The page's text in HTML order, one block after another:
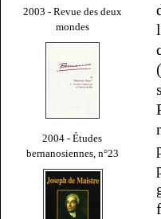
2003 - Revue des deux
mondes
2004 - Études
bernanosiennes, n°23